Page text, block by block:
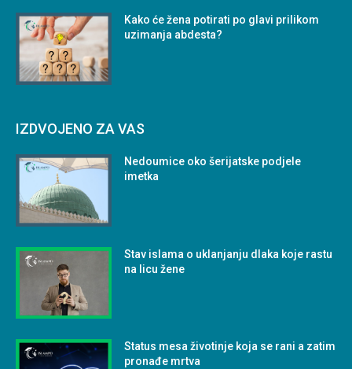
Kako će žena potirati po glavi prilikom
uzimanja abdesta?
IZDVOJENO ZA VAS
Nedoumice oko šerijatske podjele
imetka
Stav islama o uklanjanju dlaka koje rastu
na licu žene
Status mesa životinje koja se rani a zatim
pronađe mrtva